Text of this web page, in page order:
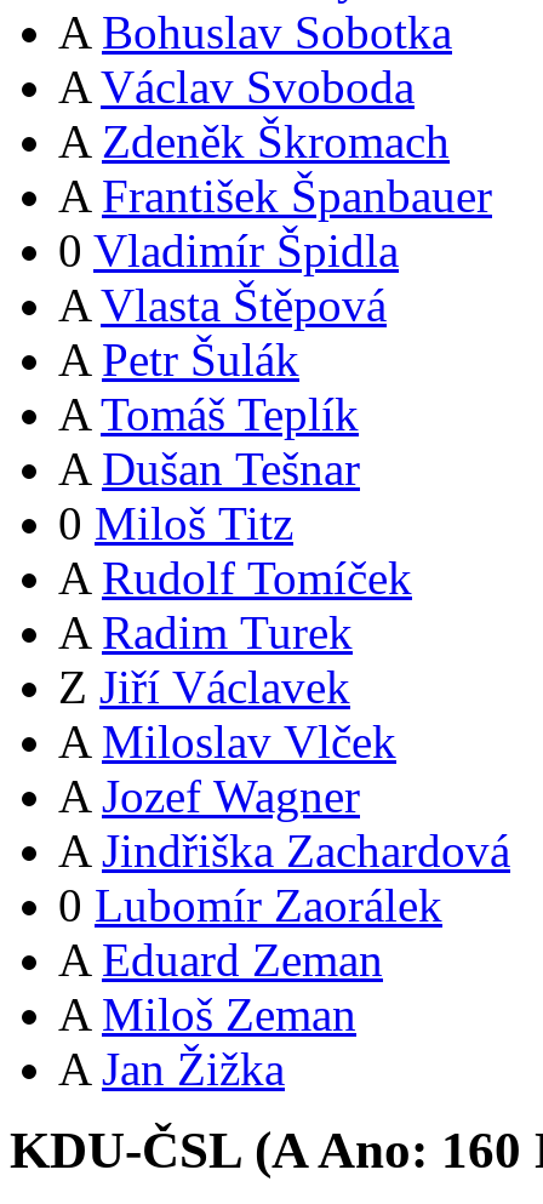
A Bohuslav Sobotka
A Václav Svoboda
A Zdeněk Škromach
A František Španbauer
0 Vladimír Špidla
A Vlasta Štěpová
A Petr Šulák
A Tomáš Teplík
A Dušan Tešnar
0 Miloš Titz
A Rudolf Tomíček
A Radim Turek
Z Jiří Václavek
A Miloslav Vlček
A Jozef Wagner
A Jindřiška Zachardová
0 Lubomír Zaorálek
A Eduard Zeman
A Miloš Zeman
A Jan Žižka
KDU-ČSL (AAno: 160